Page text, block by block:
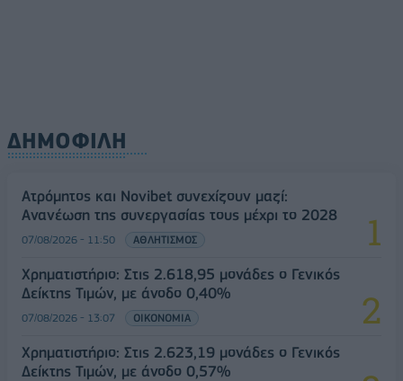
ΔΗΜΟΦΙΛΗ
Ατρόμητος και Novibet συνεχίζουν μαζί:
Ανανέωση της συνεργασίας τους μέχρι το 2028
07/08/2026 - 11:50 ΑΘΛΗΤΙΣΜΟΣ
Χρηματιστήριο: Στις 2.618,95 μονάδες ο Γενικός
Δείκτης Τιμών, με άνοδο 0,40%
07/08/2026 - 13:07 ΟΙΚΟΝΟΜΙΑ
Χρηματιστήριο: Στις 2.623,19 μονάδες ο Γενικός
Δείκτης Τιμών, με άνοδο 0,57%